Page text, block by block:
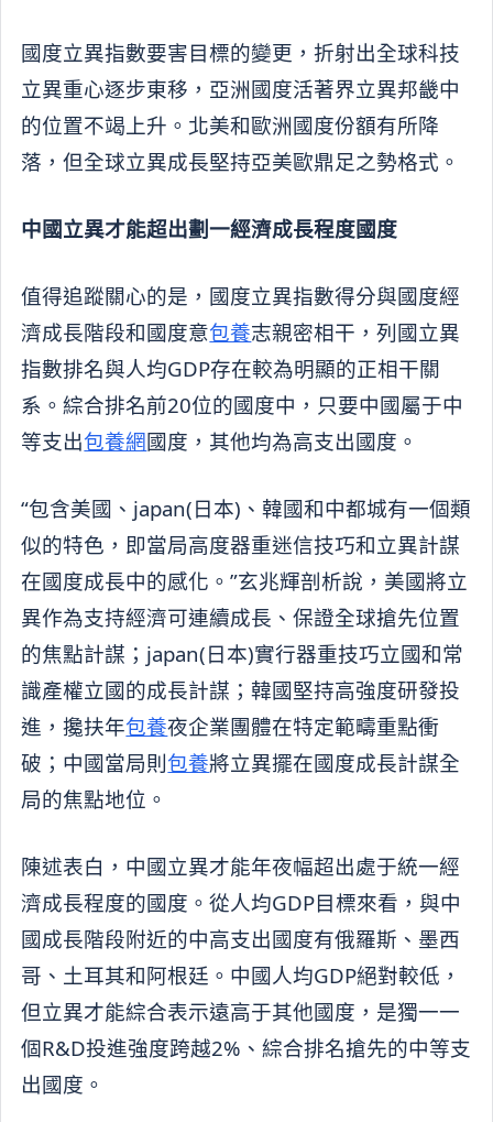
國度立異指數要害目標的變更，折射出全球科技
立異重心逐步東移，亞洲國度活著界立異邦畿中
的位置不竭上升。北美和歐洲國度份額有所降
落，但全球立異成長堅持亞美歐鼎足之勢格式。
中國立異才能超出劃一經濟成長程度國度
值得追蹤關心的是，國度立異指數得分與國度經
濟成長階段和國度意包養志親密相干，列國立異
指數排名與人均GDP存在較為明顯的正相干關
系。綜合排名前20位的國度中，只要中國屬于中
等支出包養網國度，其他均為高支出國度。
“包含美國、japan(日本)、韓國和中都城有一個類
似的特色，即當局高度器重迷信技巧和立異計謀
在國度成長中的感化。”玄兆輝剖析說，美國將立
異作為支持經濟可連續成長、保證全球搶先位置
的焦點計謀；japan(日本)實行器重技巧立國和常
識產權立國的成長計謀；韓國堅持高強度研發投
進，攙扶年包養夜企業團體在特定範疇重點衝
破；中國當局則包養將立異擺在國度成長計謀全
局的焦點地位。
陳述表白，中國立異才能年夜幅超出處于統一經
濟成長程度的國度。從人均GDP目標來看，與中
國成長階段附近的中高支出國度有俄羅斯、墨西
哥、土耳其和阿根廷。中國人均GDP絕對較低，
但立異才能綜合表示遠高于其他國度，是獨一一
個R&D投進強度跨越2%、綜合排名搶先的中等支
出國度。